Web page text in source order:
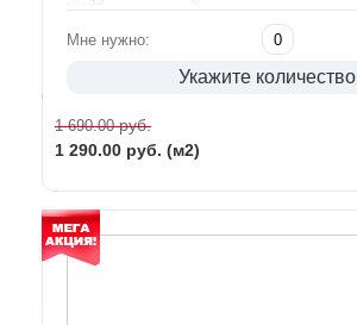
Мне нужно:
Укажите количество
1 690.00руб.
1 290.00 руб. (м2)